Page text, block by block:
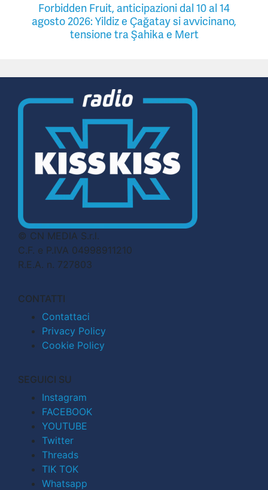
Forbidden Fruit, anticipazioni dal 10 al 14
agosto 2026: Yildiz e Çağatay si avvicinano,
tensione tra Şahika e Mert
© CN MEDIA S.r.l.
C.F. e P.IVA 04998911210
R.E.A. n. 727803
CONTATTI
Contattaci
Privacy Policy
Cookie Policy
SEGUICI SU
Instagram
FACEBOOK
YOUTUBE
Twitter
Threads
TIK TOK
Whatsapp